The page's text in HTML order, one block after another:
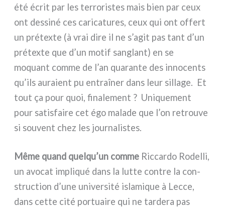
été écrit par les ter­ro­ri­stes mais bien par ceux
ont des­si­né ces cari­ca­tu­res, ceux qui ont offert
un pré­tex­te (à vrai dire il ne s’agit pas tant d’un
pré­tex­te que d’un motif san­glant) en se
moquant com­me de l’an qua­ran­te des inno­cen­ts
qu’ils aura­ient pu entraî­ner dans leur sil­la­ge. Et
tout ça pour quoi, fina­le­ment ? Uniquement
pour sati­sfai­re cet égo mala­de que l’on retrou­ve
si sou­vent chez les jour­na­li­stes.
Même quand quelqu’un com­me Riccardo Rodelli,
un avo­cat impli­qué dans la lut­te con­tre la con­
struc­tion d’une uni­ver­si­té isla­mi­que à Lecce,
dans cet­te cité por­tuai­re qui ne tar­de­ra pas